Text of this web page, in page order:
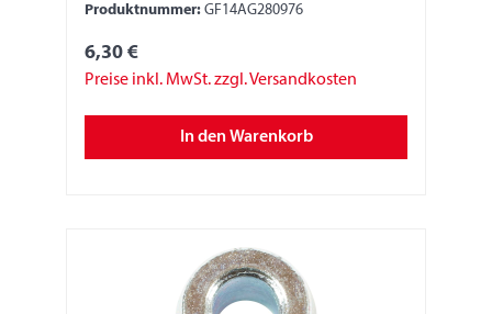
Produktnummer: GF14AG280976
6,30 €
Preise inkl. MwSt. zzgl. Versandkosten
In den Warenkorb